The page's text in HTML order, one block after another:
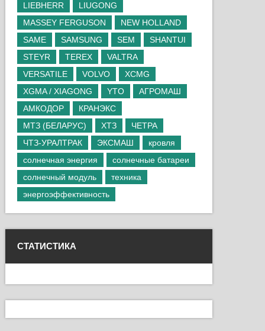
LIEBHERR
LIUGONG
MASSEY FERGUSON
NEW HOLLAND
SAME
SAMSUNG SEM
SHANTUI
STEYR
TEREX
VALTRA
VERSATILE
VOLVO
XCMG
XGMA / XIAGONG
YTO
АГРОМАШ
АМКОДОР
КРАНЭКС
МТЗ (БЕЛАРУС)
ХТЗ
ЧЕТРА
ЧТЗ-УРАЛТРАК
ЭКСМАШ
кровля
солнечная энергия
солнечные батареи
солнечный модуль
техника
энергоэффективность
СТАТИСТИКА